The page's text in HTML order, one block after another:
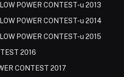
POWER CONTEST-u 2013
POWER CONTEST-u 2014
POWER CONTEST-u 2015
2016
CONTEST 2017